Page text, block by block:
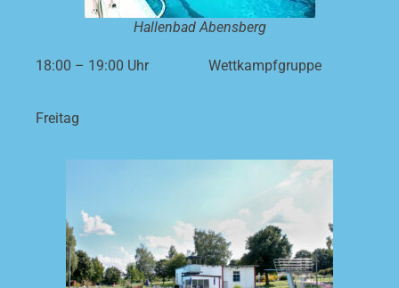
Hallenbad Abensberg
18:00 – 19:00 Uhr Wettkampfgruppe
Freitag